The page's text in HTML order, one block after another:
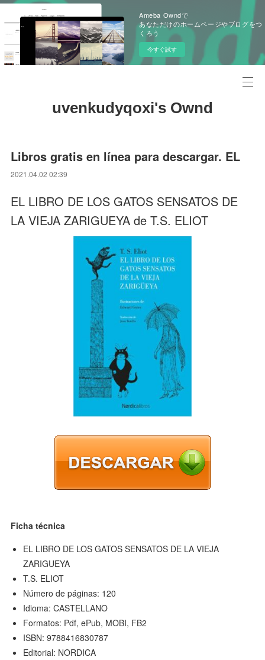
Ameba Owndで
あなただけのホームページやブログをつ
くろう
今すぐ試す
uvenkudyqoxi's Ownd
Libros gratis en línea para descargar. EL
2021.04.02 02:39
EL LIBRO DE LOS GATOS SENSATOS DE
LA VIEJA ZARIGUEYA de T.S. ELIOT
Ficha técnica
EL LIBRO DE LOS GATOS SENSATOS DE LA VIEJA
ZARIGUEYA
T.S. ELIOT
Número de páginas: 120
Idioma: CASTELLANO
Formatos: Pdf, ePub, MOBI, FB2
ISBN: 9788416830787
Editorial: NORDICA